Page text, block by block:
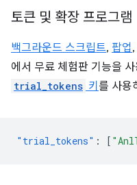
토큰 및 확장 프로그램
백그라운드 스크립트, 팝업,
에서 무료 체험판 기능을
trial_tokens 키 를 사용
"trial_tokens" : [